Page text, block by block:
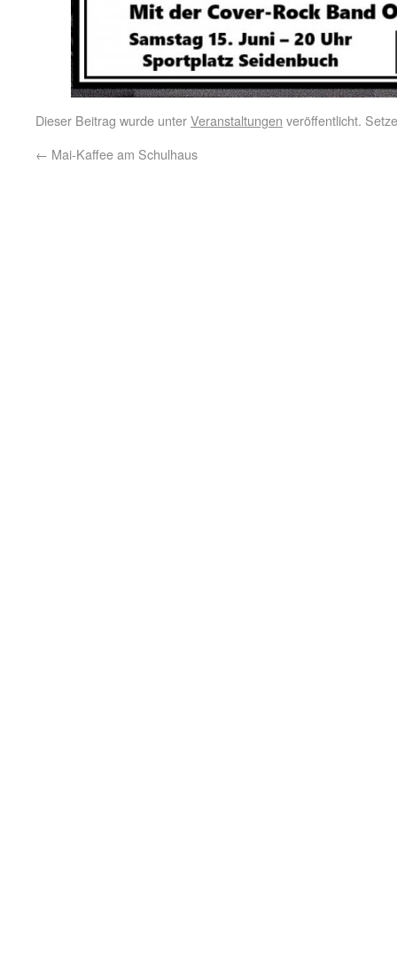
Dieser Beitrag wurde unterVeranstaltungen veröffentlicht.
← Mai-Kaffee am Schulhaus